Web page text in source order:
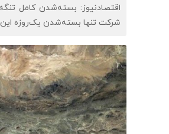
اقتصادنیوز: بسته‌شدن کامل
شرکت تنها بسته‌شدن یک‌روزه این تنگه